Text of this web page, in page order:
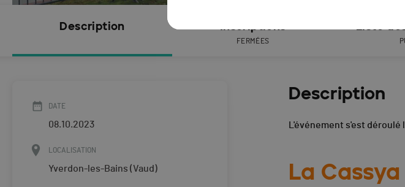
Description Inscriptions
FERMÉES
Liste
DATE
08.10.2023
LOCALISATION
Yverdon-les-Bains (Vaud)
Description
L'événement s'est déroulé
La Cassya